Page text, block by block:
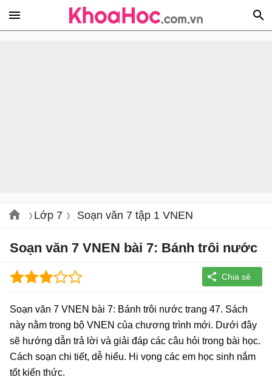
Lớp 7 Soạn văn 7 tập 1 VNEN
Soạn văn 7 VNEN bài 7: Bánh trôi nước
Soạn văn 7 VNEN bài 7: Bánh trôi nước trang 47. Sách
này nằm trong bộ VNEN của chương trình mới. Dưới đây
sẽ hướng dẫn trả lời và giải đáp các câu hỏi trong bài học.
Cách soạn chi tiết, dễ hiểu. Hi vọng các em học sinh nắm
tốt kiến thức.